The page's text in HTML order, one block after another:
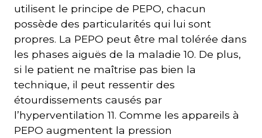
utilisent le principe de PEPO, chacun
possède des particularités qui lui sont
propres. La PEPO peut être mal tolérée dans
les phases aiguës de la maladie 10. De plus,
si le patient ne maîtrise pas bien la
technique, il peut ressentir des
étourdissements causés par
l’hyperventilation 11. Comme les appareils à
PEPO augmentent la pression